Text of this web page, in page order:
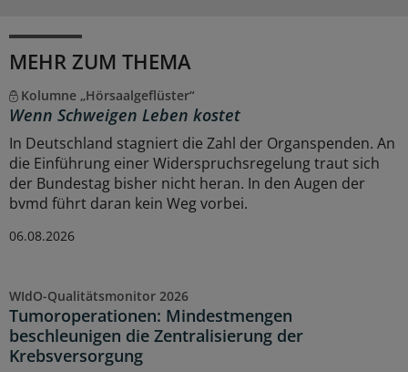
MEHR ZUM THEMA
Kolumne „Hörsaalgeflüster“
Wenn Schweigen Leben kostet
In Deutschland stagniert die Zahl der Organspenden. An
die Einführung einer Widerspruchsregelung traut sich
der Bundestag bisher nicht heran. In den Augen der
bvmd führt daran kein Weg vorbei.
06.08.2026
WIdO-Qualitätsmonitor 2026
Tumoroperationen: Mindestmengen
beschleunigen die Zentralisierung der
Krebsversorgung